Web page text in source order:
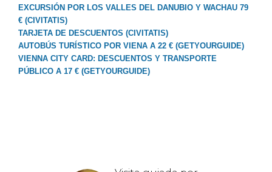
EXCURSIÓN POR LOS VALLES DEL DANUBIO Y WACHAU 79
€ (CIVITATIS)
TARJETA DE DESCUENTOS (CIVITATIS)
AUTOBÚS TURÍSTICO POR VIENA A 22 € (GETYOURGUIDE)
VIENNA CITY CARD: DESCUENTOS Y TRANSPORTE
PÚBLICO A 17 € (GETYOURGUIDE)